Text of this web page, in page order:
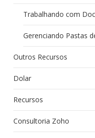
Trabalhando com
Gerenciando Pastas
Outros Recursos
Dolar
Recursos
Consultoria Zoho